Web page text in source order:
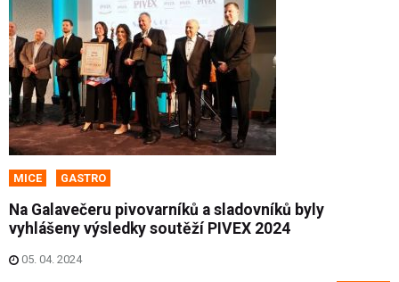
MICE GASTRO
Na Galavečeru pivovarníků a sladovníků byly
vyhlášeny výsledky soutěží PIVEX 2024
05. 04. 2024